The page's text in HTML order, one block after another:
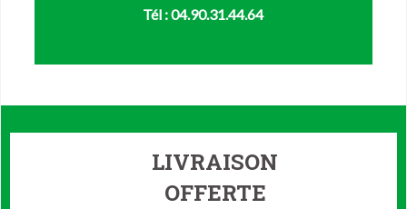
Tél : 04.90.31.44.64
LIVRAISON
OFFERTE